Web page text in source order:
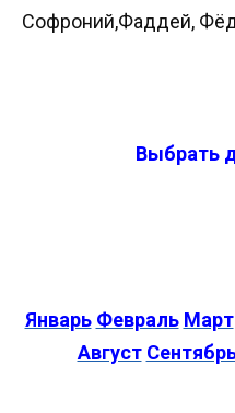
Софроний,Фаддей,
Выбрать
Январь Февраль Март
Август